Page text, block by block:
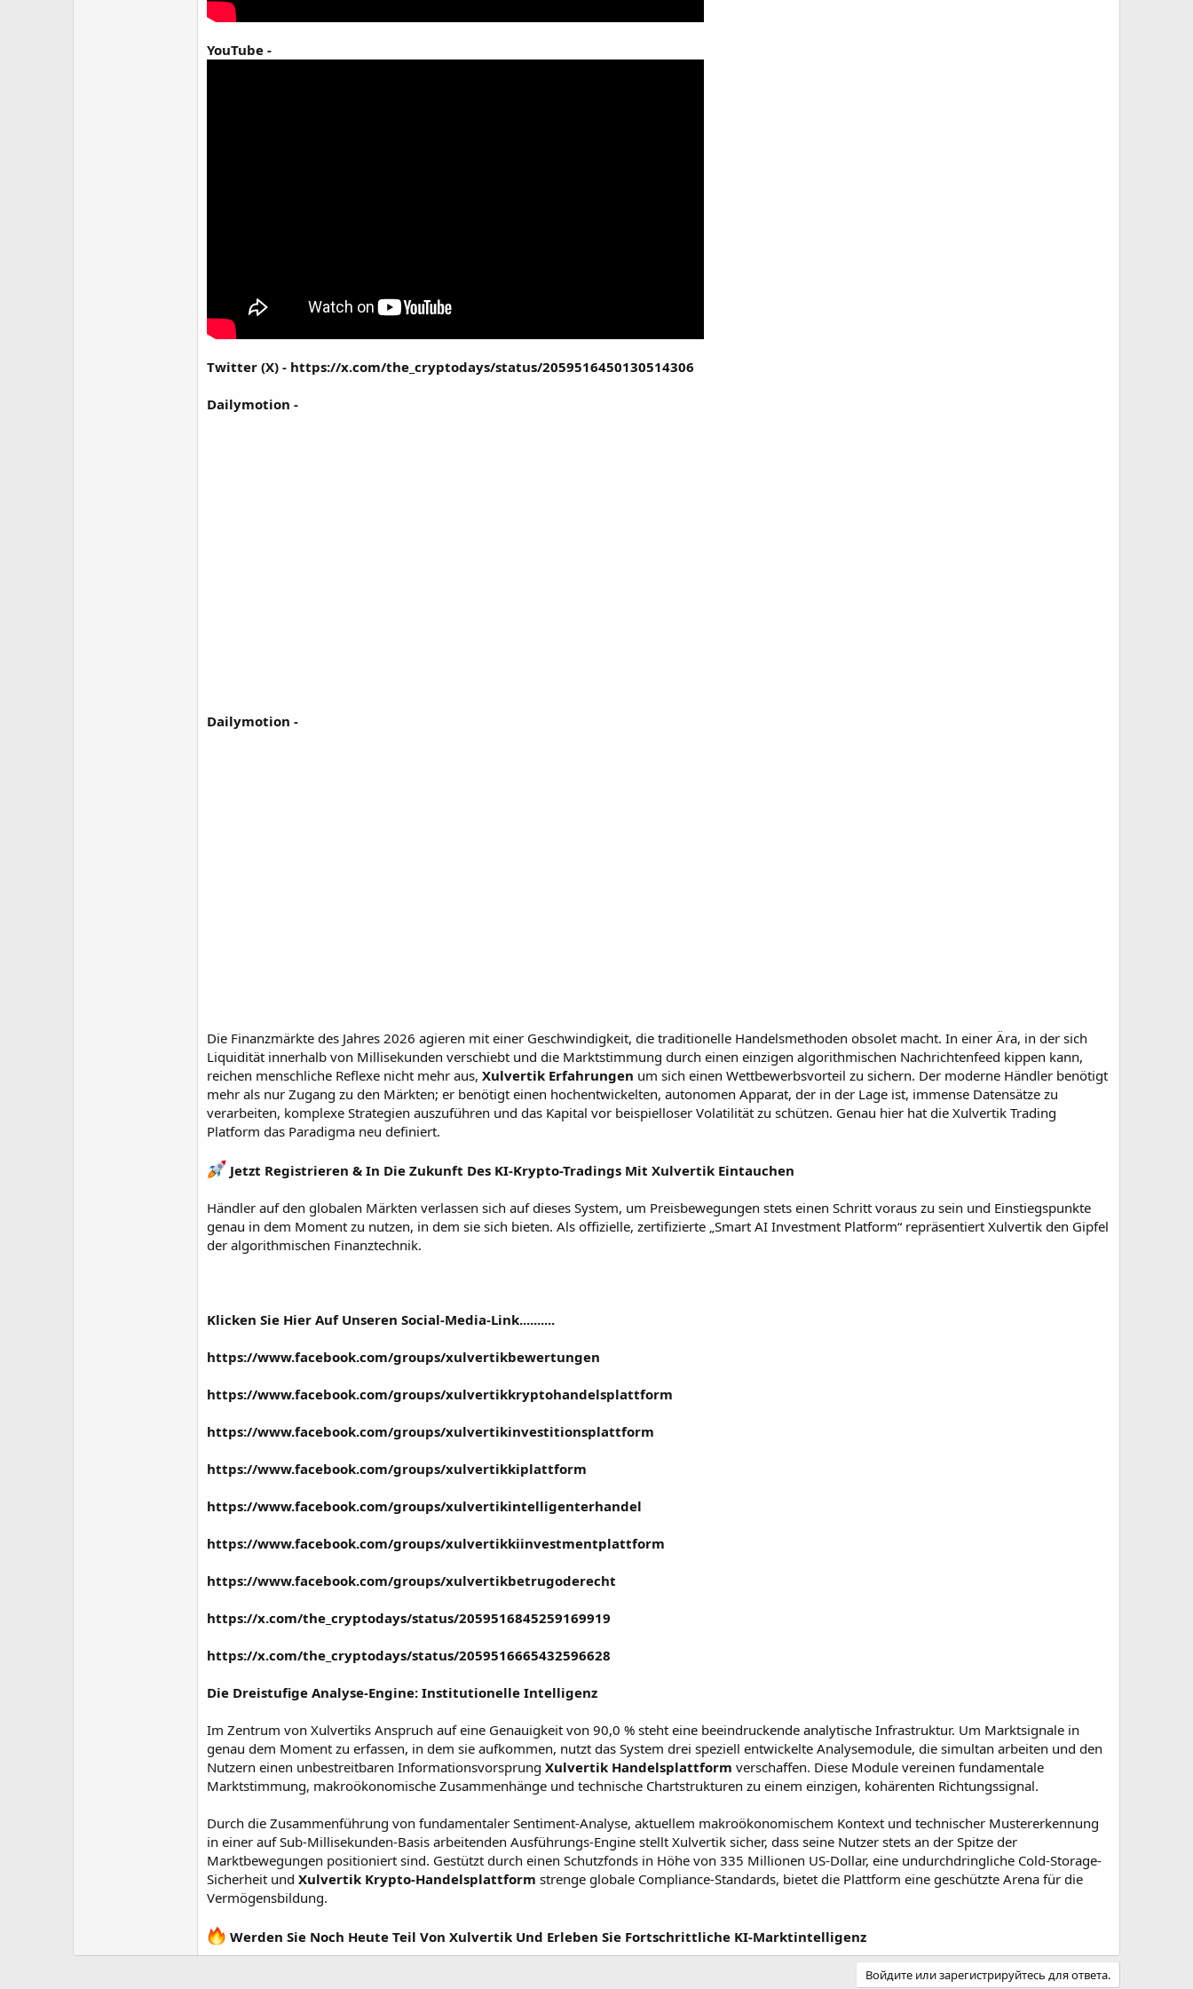
YouTube -
Twitter (X) - https://x.com/the_cryptodays/status/2059516450130514306
Dailymotion -
Dailymotion -
Die Finanzmärkte des Jahres 2026 agieren mit einer Geschwindigkeit, die traditionelle Handelsmethoden obsolet macht. In einer Ära, in der sich
Liquidität innerhalb von Millisekunden verschiebt und die Marktstimmung durch einen einzigen algorithmischen Nachrichtenfeed kippen kann,
reichen menschliche Reflexe nicht mehr aus, Xulvertik Erfahrungen um sich einen Wettbewerbsvorteil zu sichern. Der moderne Händler benötigt
mehr als nur Zugang zu den Märkten; er benötigt einen hochentwickelten, autonomen Apparat, der in der Lage ist, immense Datensätze zu
verarbeiten, komplexe Strategien auszuführen und das Kapital vor beispielloser Volatilität zu schützen. Genau hier hat die Xulvertik Trading
Platform das Paradigma neu definiert.
Jetzt Registrieren & In Die Zukunft Des KI-Krypto-Tradings Mit Xulvertik Eintauchen
Händler auf den globalen Märkten verlassen sich auf dieses System, um Preisbewegungen stets einen Schritt voraus zu sein und Einstiegspunkte
genau in dem Moment zu nutzen, in dem sie sich bieten. Als offizielle, zertifizierte „Smart AI Investment Platform“ repräsentiert Xulvertik den Gipfel
der algorithmischen Finanztechnik.
Klicken Sie Hier Auf Unseren Social-Media-Link..........
https://www.facebook.com/groups/xulvertikbewertungen
https://www.facebook.com/groups/xulvertikkryptohandelsplattform
https://www.facebook.com/groups/xulvertikinvestitionsplattform
https://www.facebook.com/groups/xulvertikkiplattform
https://www.facebook.com/groups/xulvertikintelligenterhandel
https://www.facebook.com/groups/xulvertikkiinvestmentplattform
https://www.facebook.com/groups/xulvertikbetrugoderecht
https://x.com/the_cryptodays/status/2059516845259169919
https://x.com/the_cryptodays/status/2059516665432596628
Die Dreistufige Analyse-Engine: Institutionelle Intelligenz
Im Zentrum von Xulvertiks Anspruch auf eine Genauigkeit von 90,0 % steht eine beeindruckende analytische Infrastruktur. Um Marktsignale in
genau dem Moment zu erfassen, in dem sie aufkommen, nutzt das System drei speziell entwickelte Analysemodule, die simultan arbeiten und den
Nutzern einen unbestreitbaren Informationsvorsprung Xulvertik Handelsplattform verschaffen. Diese Module vereinen fundamentale
Marktstimmung, makroökonomische Zusammenhänge und technische Chartstrukturen zu einem einzigen, kohärenten Richtungssignal.
Durch die Zusammenführung von fundamentaler Sentiment-Analyse, aktuellem makroökonomischem Kontext und technischer Mustererkennung
in einer auf Sub-Millisekunden-Basis arbeitenden Ausführungs-Engine stellt Xulvertik sicher, dass seine Nutzer stets an der Spitze der
Marktbewegungen positioniert sind. Gestützt durch einen Schutzfonds in Höhe von 335 Millionen US-Dollar, eine undurchdringliche Cold-Storage-
Sicherheit und Xulvertik Krypto-Handelsplattform strenge globale Compliance-Standards, bietet die Plattform eine geschützte Arena für die
Vermögensbildung.
Werden Sie Noch Heute Teil Von Xulvertik Und Erleben Sie Fortschrittliche KI-Marktintelligenz
Войдите или зарегистрируйтесь для ответа.